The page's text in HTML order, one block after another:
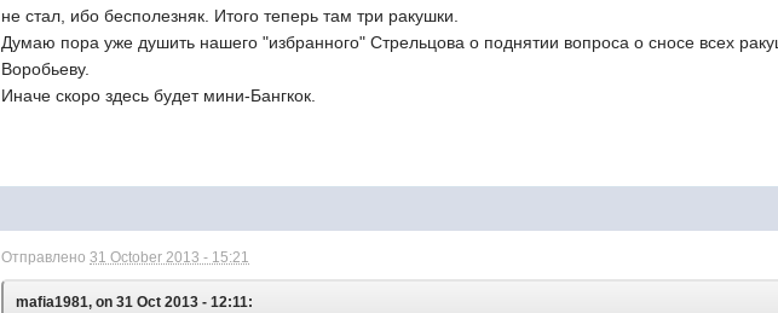
не стал, ибо бесполезняк. Итого теперь там три ракушки.
Думаю пора уже душить нашего "избранного" Стрельцова о поднятии вопроса о сносе всех
Воробьеву.
Иначе скоро здесь будет мини-Бангкок.
Отправлено31 October 2013 - 15:21
mafia1981, on 31 Oct 2013 - 12:11: